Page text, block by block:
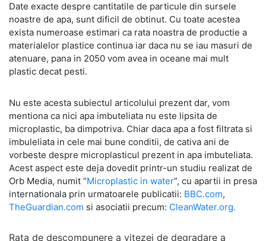
Date exacte despre cantitatile de particule din sursele
noastre de apa, sunt dificil de obtinut. Cu toate acestea
exista numeroase estimari ca rata noastra de productie a
materialelor plastice continua iar daca nu se iau masuri de
atenuare, pana in 2050 vom avea in oceane mai mult
plastic decat pesti.
Nu este acesta subiectul articolului prezent dar, vom
mentiona ca nici apa imbuteliata nu este lipsita de
microplastic, ba dimpotriva. Chiar daca apa a fost filtrata si
imbuleliata in cele mai bune conditii, de cativa ani de
vorbeste despre microplasticul prezent in apa imbuteliata.
Acest aspect este deja dovedit printr-un studiu realizat de
Orb Media, numit “Microplastic in water”, cu apartii in presa
internationala prin urmatoarele publicatii: BBC.com,
TheGuardian.com si asociatii precum: CleanWater.org.
Rata de descompunere a vitezei de degradare a